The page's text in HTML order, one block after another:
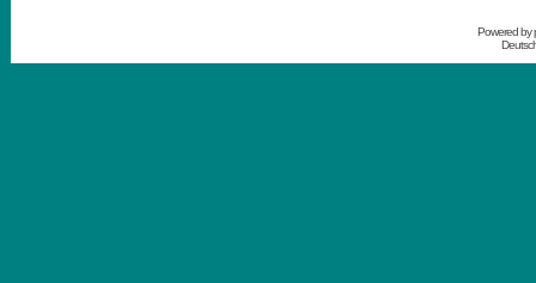
Powered by